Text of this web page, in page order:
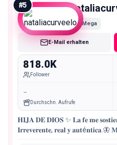
#5
Mega
E-Mail erhalten
818.0K
Follower
-
Durchschn. Aufrufe
𝐇𝐈𝐉𝐀 𝐃𝐄 𝐃𝐈𝐎𝐒 ✨ 𝐋𝐚 𝐟𝐞 𝐦𝐞
𝐈𝐫𝐫𝐞𝐯𝐞𝐫𝐞𝐧𝐭𝐞, 𝐫𝐞𝐚𝐥 𝐲